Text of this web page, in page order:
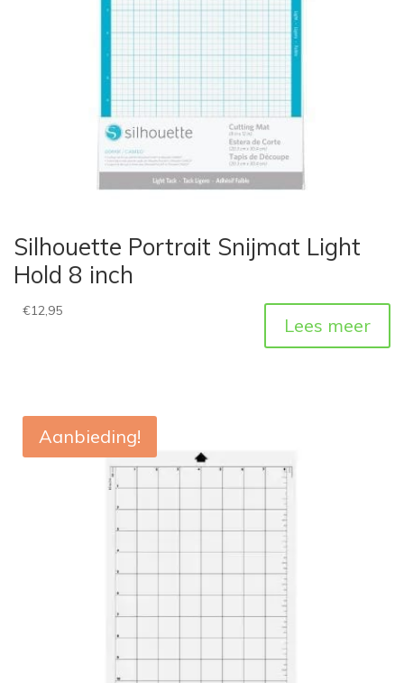
Silhouette Portrait Snijmat Light
Hold 8 inch
€12,95
Lees meer
Aanbieding!